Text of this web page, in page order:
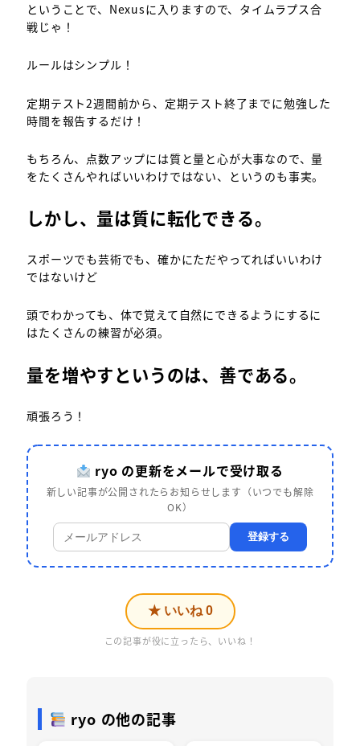
ということで、Nexusに入りますので、タイムラプス合
戦じゃ！
ルールはシンプル！
定期テスト2週間前から、定期テスト終了までに勉強した
時間を報告するだけ！
もちろん、点数アップには質と量と心が大事なので、量
をたくさんやればいいわけではない、というのも事実。
しかし、量は質に転化できる。
スポーツでも芸術でも、確かにただやってればいいわけ
ではないけど
頭でわかっても、体で覚えて自然にできるようにするに
はたくさんの練習が必須。
量を増やすというのは、善である。
頑張ろう！
ryo の更新をメールで受け取る
新しい記事が公開されたらお知らせします（いつでも解除
OK）
登録する
★ いいね 0
この記事が役に立ったら、いいね！
ryo の他の記事